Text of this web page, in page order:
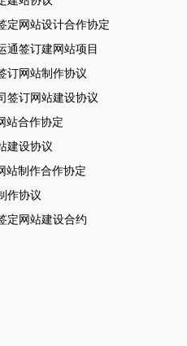
定网站设计合作协定
通签订建网站项目
订网站制作协议
签订网站建设协议
站合作协定
建设协议
站制作合作协定
作协议
定网站建设合约